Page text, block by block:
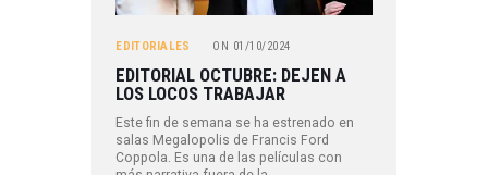
EDITORIALES ON 01/10/2024
EDITORIAL OCTUBRE: DEJEN A
LOS LOCOS TRABAJAR
Este fin de semana se ha estrenado en
salas Megalopolis de Francis Ford
Coppola. Es una de las películas con